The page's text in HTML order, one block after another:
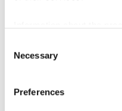
"Allow all", you consent -
1 lit. a GDPR - to your
The Court of Justice of
stated in the past that the
Selection
Necessary
Preferences
Lesen Sie mehr